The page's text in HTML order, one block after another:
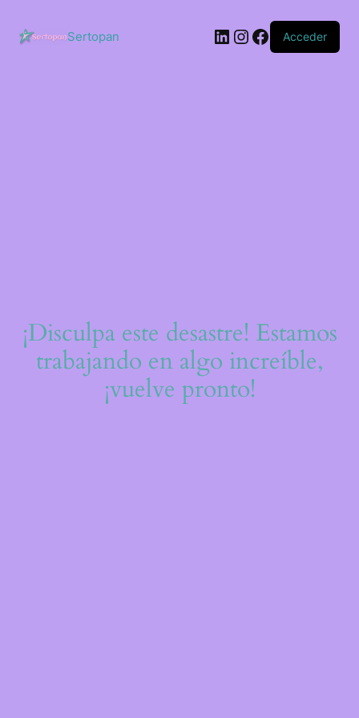
contenido
Sertopan LinkedIn
Instagram
Facebook
Acceder
¡Disculpa este desastre! Estamos
trabajando en algo increíble,
¡vuelve pronto!